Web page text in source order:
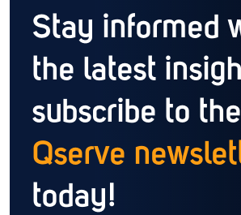
Stay informed
the latest
subscribe to the
Qserve
today!